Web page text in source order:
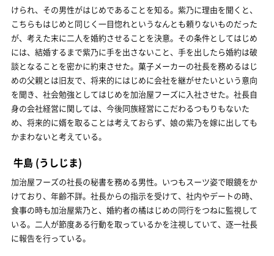
けられ、その男性がはじめであることを知る。紫乃に理由を聞くと、
こちらもはじめと同じく一目惚れというなんとも頼りないものだった
が、考えた末に二人を婚約させることを決意。その条件としてはじめ
には、結婚するまで紫乃に手を出さないこと、手を出したら婚約は破
談となることを密かに約束させた。菓子メーカーの社長を務めるはじ
めの父親とは旧友で、将来的にはじめに会社を継がせたいという意向
を聞き、社会勉強としてはじめを加治屋フーズに入社させた。社長自
身の会社経営に関しては、今後同族経営にこだわるつもりもないた
め、将来的に婿を取ることは考えておらず、娘の紫乃を嫁に出しても
かまわないと考えている。
牛島 (うしじま)
加治屋フーズの社長の秘書を務める男性。いつもスーツ姿で眼鏡をか
けており、年齢不詳。社長からの指示を受けて、社内やデートの時、
食事の時も加治屋紫乃と、婚約者の橘はじめの同行をつねに監視して
いる。二人が節度ある行動を取っているかを注視していて、逐一社長
に報告を行っている。